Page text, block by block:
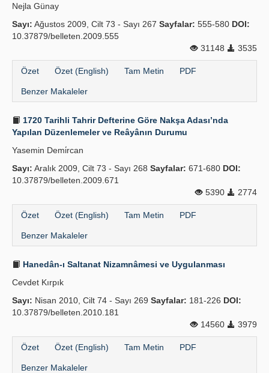
Nejla Günay
Sayı: Ağustos 2009, Cilt 73 - Sayı 267 Sayfalar: 555-580 DOI:
10.37879/belleten.2009.555
31148
3535
Özet Özet (English) Tam Metin PDF
Benzer Makaleler
1720 Tarihli Tahrir Defterine Göre Nakşa Adası’nda
Yapılan Düzenlemeler ve Reâyânın Durumu
Yasemin Demi̇rcan
Sayı: Aralık 2009, Cilt 73 - Sayı 268 Sayfalar: 671-680 DOI:
10.37879/belleten.2009.671
5390
2774
Özet Özet (English) Tam Metin PDF
Benzer Makaleler
Hanedân-ı Saltanat Nizamnâmesi ve Uygulanması
Cevdet Kırpık
Sayı: Nisan 2010, Cilt 74 - Sayı 269 Sayfalar: 181-226 DOI:
10.37879/belleten.2010.181
14560
3979
Özet Özet (English) Tam Metin PDF
Benzer Makaleler